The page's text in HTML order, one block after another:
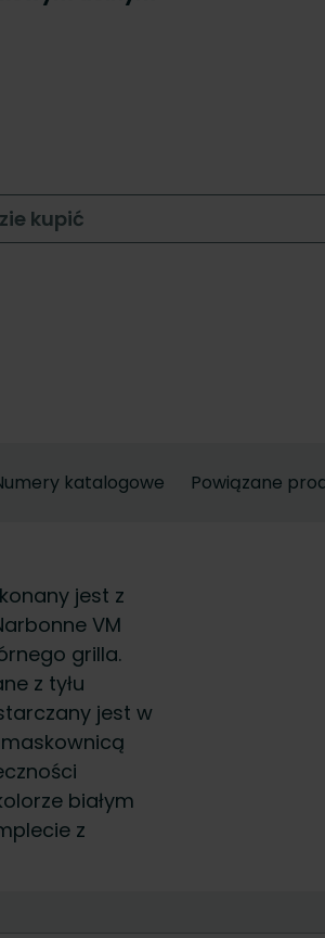
kupić
katalogowe Powiązane
jest z
VM
grilla.
z tyłu
jest w
białym
z